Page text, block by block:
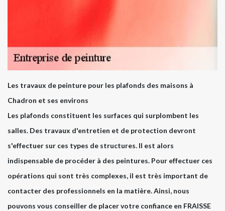
Les travaux de peinture pour les plafonds des maisons à
Chadron et ses environs
Les plafonds constituent les surfaces qui surplombent les
salles. Des travaux d'entretien et de protection devront
s'effectuer sur ces types de structures. Il est alors
indispensable de procéder à des peintures. Pour effectuer ces
opérations qui sont très complexes, il est très important de
contacter des professionnels en la matière. Ainsi, nous
pouvons vous conseiller de placer votre confiance en FRAISSE